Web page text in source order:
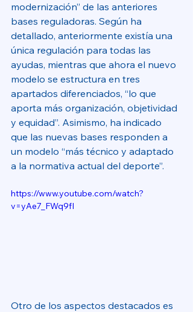
modernización” de las anteriores
bases reguladoras. Según ha
detallado, anteriormente existía una
única regulación para todas las
ayudas, mientras que ahora el nuevo
modelo se estructura en tres
apartados diferenciados, “lo que
aporta más organización, objetividad
y equidad”. Asimismo, ha indicado
que las nuevas bases responden a
un modelo “más técnico y adaptado
a la normativa actual del deporte”.
https://www.youtube.com/watch?
v=yAe7_FWq9fI
Otro de los aspectos destacados es